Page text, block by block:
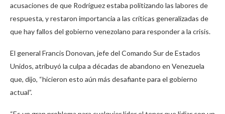
acusaciones de que Rodríguez estaba politizando las labores de
respuesta, y restaron importancia a las críticas generalizadas de
que hay fallos del gobierno venezolano para responder a la crisis.
El general Francis Donovan, jefe del Comando Sur de Estados
Unidos, atribuyó la culpa a décadas de abandono en Venezuela
que, dijo, “hicieron esto aún más desafiante para el gobierno
actual”.